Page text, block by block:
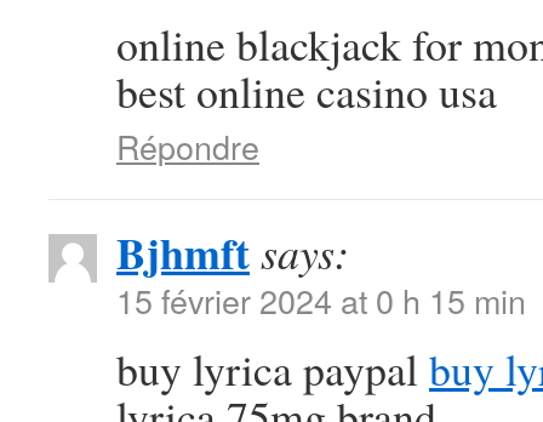
online blackjack for
best online casino usa
Répondre
Bjhmftsays:
15 février 2024 at 0 h 15 min
buy lyrica paypalbuy